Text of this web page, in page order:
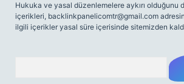
Hukuka ve yasal düzenlemelere aykırı olduğunu
içerikleri, backlinkpanelicomtr@gmail.com
ilgili içerikler yasal süre içerisinde sitemizden